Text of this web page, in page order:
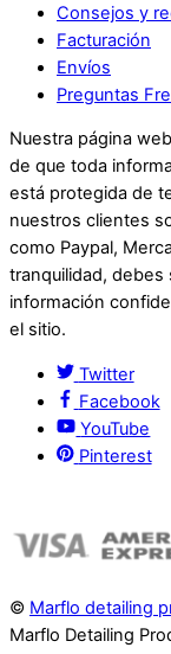
Consejos y
Facturación
Envíos
Preguntas
Nuestra página
de que toda
está protegida de
nuestros clientes
como Paypal,
tranquilidad,
información
el sitio.
Twitter
Facebook
YouTube
Pinterest
© Marflo detailing
Marflo Detailing